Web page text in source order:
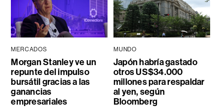
MERCADOS
Morgan Stanley ve un
repunte del impulso
bursátil gracias a las
ganancias
empresariales
MUNDO
Japón habría gastado
otros US$34.000
millones para respaldar
al yen, según
Bloomberg